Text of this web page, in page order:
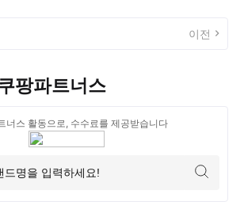
이전
팡파트너스
너스 활동으로, 수수료를 제공받습니다